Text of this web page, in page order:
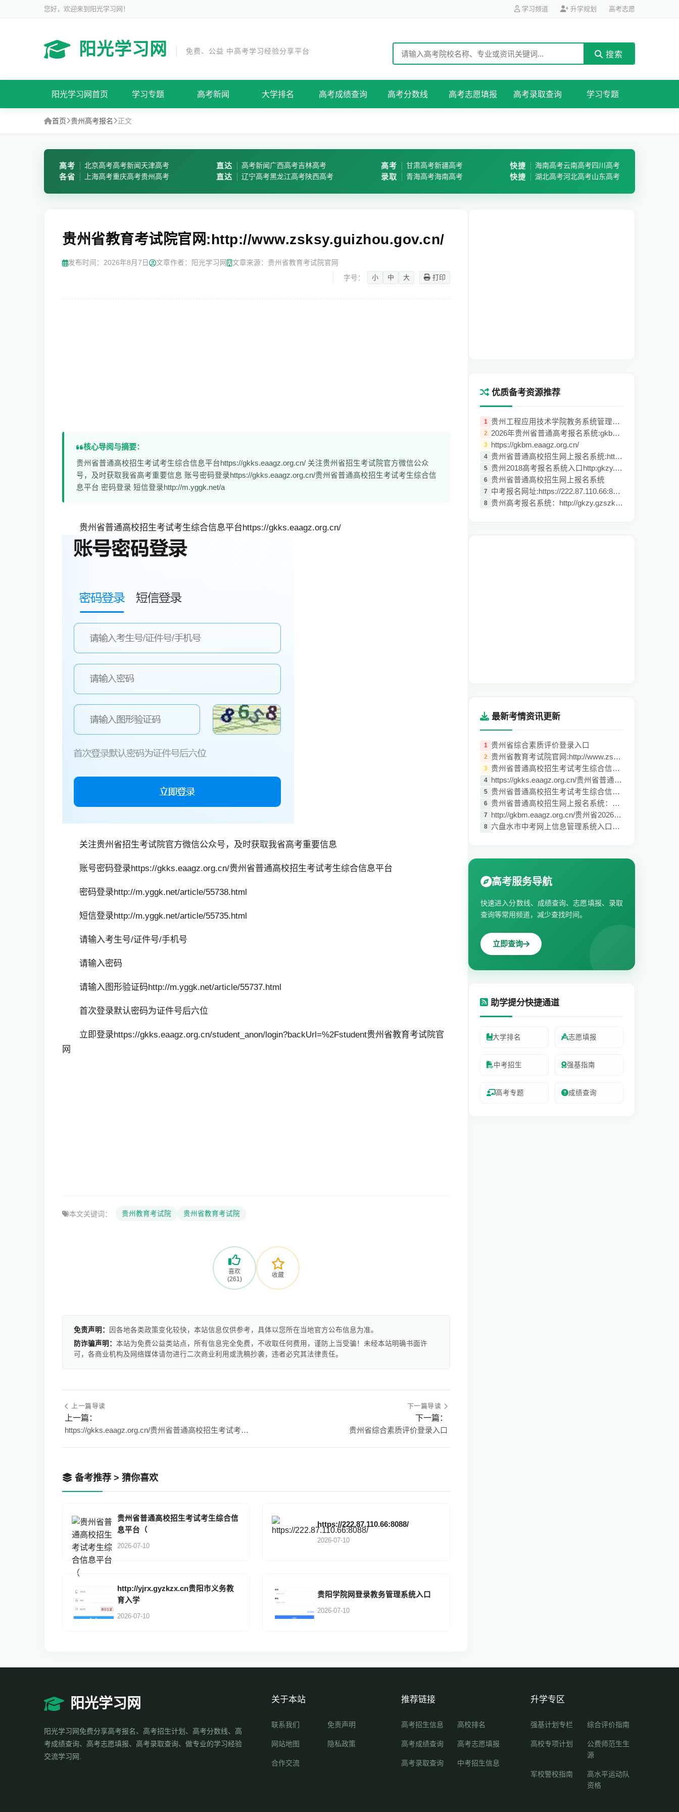
您好，欢迎来到阳光学习网！ 学习频道 升学规划 高考志愿
阳光学习网 免费、公益 中高考学习经验分享平台 搜索
阳光学习网首页 学习专题 高考新闻 大学排名 高考成绩查询 高考分数线 高考志愿填报 高考录取查询 学习专题
首页 贵州高考报名 正文
高考 北京高考高考新闻天津高考
各省 上海高考重庆高考贵州高考
直达 高考新闻广西高考吉林高考
直达 辽宁高考黑龙江高考陕西高考
高考 甘肃高考新疆高考
录取 青海高考海南高考
快捷 海南高考云南高考四川高考
快捷 湖北高考河北高考山东高考
贵州省教育考试院官网:http://www.zsksy.guizhou.gov.cn/
发布时间： 2026年8月7日 文章作者：阳光学习网
文章来源：贵州省教育考试院官网
字号：
小 中 大 打印
核心导阅与摘要：
贵州省普通高校招生考试考生综合信息平台https://gkks.eaagz.org.cn/ 关注贵州省招生考试院官方微信公众
号，及时获取我省高考重要信息 账号密码登录https://gkks.eaagz.org.cn/贵州省普通高校招生考试考生综合信
息平台 密码登录 短信登录http://m.yggk.net/a
贵州省普通高校招生考试考生综合信息平台https://gkks.eaagz.org.cn/
关注贵州省招生考试院官方微信公众号，及时获取我省高考重要信息
账号密码登录https://gkks.eaagz.org.cn/贵州省普通高校招生考试考生综合信息平台
密码登录http://m.yggk.net/article/55738.html
短信登录http://m.yggk.net/article/55735.html
请输入考生号/证件号/手机号
请输入密码
请输入图形验证码http://m.yggk.net/article/55737.html
首次登录默认密码为证件号后六位
立即登录https://gkks.eaagz.org.cn/student_anon/login?backUrl=%2Fstudent贵州省教育考试院官
网
本文关键词： 贵州教育考试院 贵州省教育考试院
喜欢
(261)
收藏
免责声明：
因各地各类政策变化较快，本站信息仅供参考，具体以您所在当地官方公布信息为准。
防诈骗声明： 本站为免费公益类站点，所有信息完全免费，不收取任何费用，谨防上当受骗！未经本站明确书面许
可，各商业机构及网络媒体请勿进行二次商业利用或洗稿抄袭，违者必究其法律责任。
上一篇导读
上一篇：
https://gkks.eaagz.org.cn/贵州省普通高校招生考试考生综合信息平台
下一篇导读
下一篇：
贵州省综合素质评价登录入口
备考推荐 > 猜你喜欢
贵州省普通高校招生考试考生综合信
息平台（
2026-07-10
https://222.87.110.66:8088/
2026-07-10
http://yjrx.gyzkzx.cn贵阳市义务教
育入学
2026-07-10
贵阳学院网登录教务管理系统入口
2026-07-10
优质备考资源推荐
1 贵州工程应用技术学院教务系统管理系统:htt
2 2026年贵州省普通高考报名系统:gkbm.gzszk.
3 https://gkbm.eaagz.org.cn/
4 贵州省普通高校招生网上报名系统:http://gk
5 贵州2018高考报名系统入口http:gkzy.gzszk.
6 贵州省普通高校招生网上报名系统
7 中考报名网址:https://222.87.110.66:8088/
8 贵州高考报名系统：http://gkzy.gzszk.com/
最新考情资讯更新
1 贵州省综合素质评价登录入口
2 贵州省教育考试院官网:http://www.zsksy.gu
3 贵州省普通高校招生考试考生综合信息平台ht
4 https://gkks.eaagz.org.cn/贵州省普通高校
5 贵州省普通高校招生考试考生综合信息平台（
6 贵州省普通高校招生网上报名系统：http://g
7 http://gkbm.eaagz.org.cn/贵州省2026年普
8 六盘水市中考网上信息管理系统入口http://5
高考服务导航
快速进入分数线、成绩查询、志愿填报、录取
查询等常用频道，减少查找时间。
立即查询
助学提分快捷通道
大学排名 志愿填报
中考招生 强基指南
高考专题 成绩查询
阳光学习网
阳光学习网免费分享高考报名、高考招生计划、高考分数线、高
考成绩查询、高考志愿填报、高考录取查询、做专业的学习经验
交流学习网.
关于本站
联系我们 免责声明
网站地图 隐私政策
合作交流
推荐链接
高考招生信息 高校排名
高考成绩查询 高考志愿填报
高考录取查询 中考招生信息
升学专区
强基计划专栏 综合评价指南
高校专项计划
公费师范生生
源
军校警校指南
高水平运动队
资格